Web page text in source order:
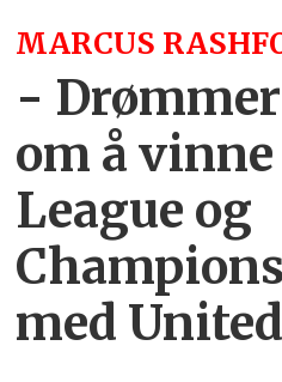
MARCUS
-
om å
League og
med United